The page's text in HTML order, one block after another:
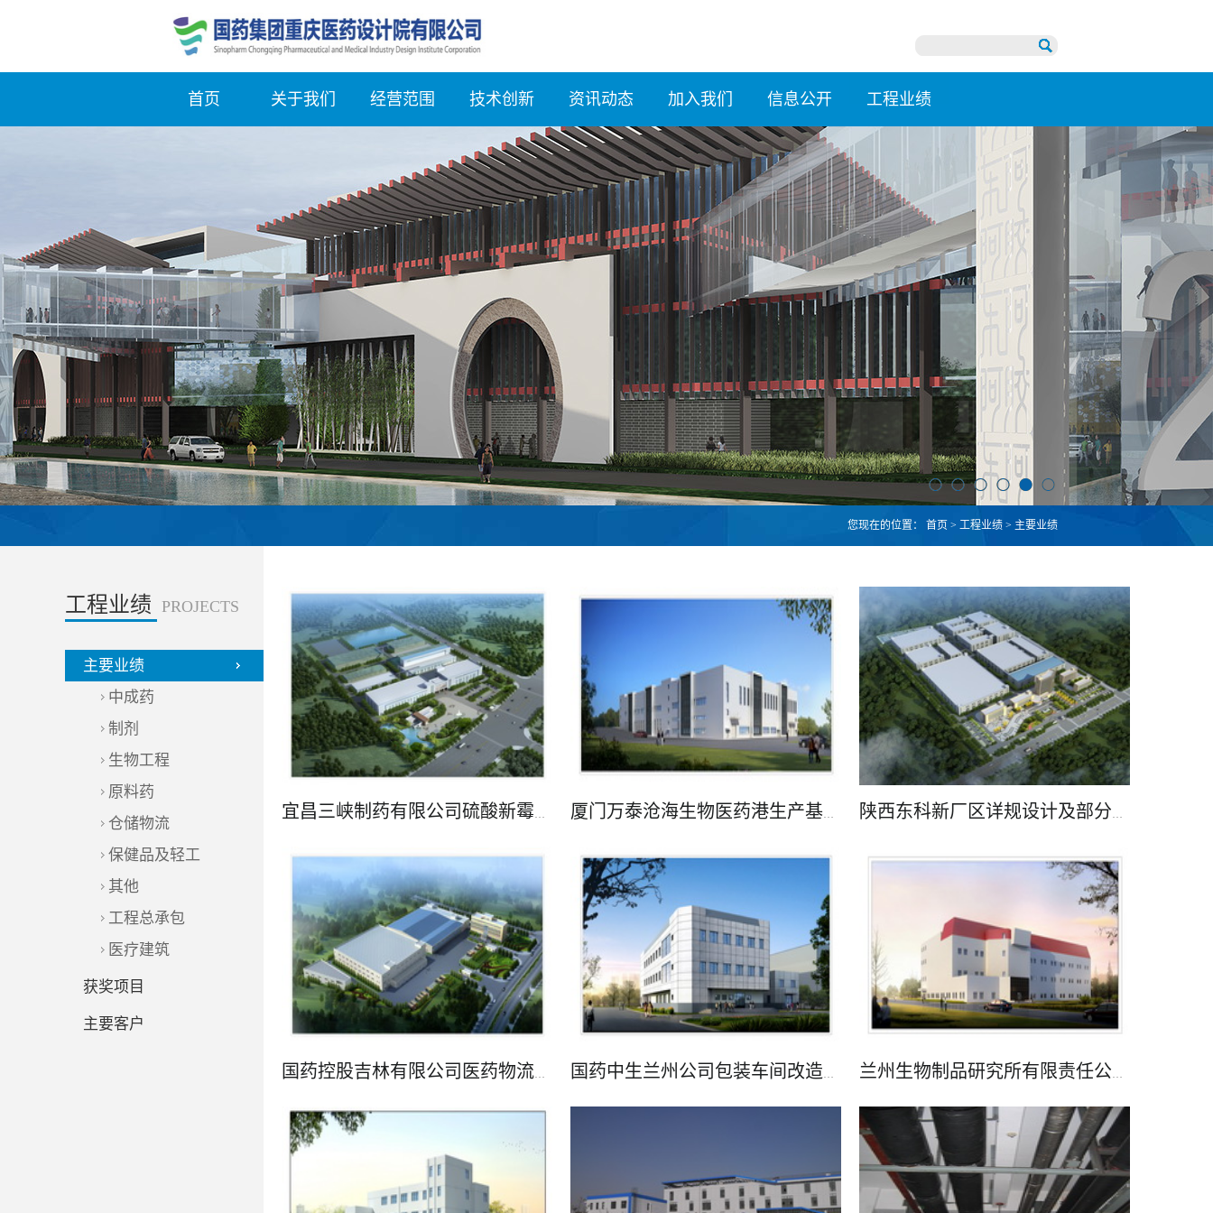
首页 关于我们 经营范围 技术创新 资讯动态 加入我们 信息公开 工程业绩
您现在的位置： 首页 > 工程业绩 > 主要业绩
工程业绩 PROJECTS
主要业绩
中成药
制剂
生物工程
原料药
仓储物流
保健品及轻工
其他
工程总承包
医疗建筑
获奖项目
主要客户
宜昌三峡制药有限公司硫酸新霉素产业基地项目
了解更多
厦门万泰沧海生物医药港生产基地建设项目
了解更多
陕西东科新厂区详规设计及部分单体设计
了解更多
国药控股吉林有限公司医药物流项目
了解更多
国药中生兰州公司包装车间改造项目
了解更多
兰州生物制品研究所有限责任公司疫苗项目楼GMP改造工程项目
了解更多